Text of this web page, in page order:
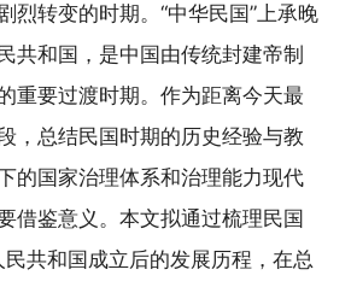
烈转变的时期。“中华民国”上承晚
共和国，是中国由传统封建帝制
重要过渡时期。作为距离今天最
，总结民国时期的历史经验与教
的国家治理体系和治理能力现代
借鉴意义。本文拟通过梳理民国
民共和国成立后的发展历程，在总